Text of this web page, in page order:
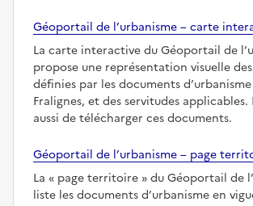
Géoportail de l’urbanisme – carte
La carte interactive du Géoportail de
propose une représentation visuelle
définies par les documents
Fralignes, et des servitudes
aussi de télécharger ces documents.
Géoportail de l’urbanisme – page
La
page territoire
du Géoportail de
liste les documents d’urbanisme en